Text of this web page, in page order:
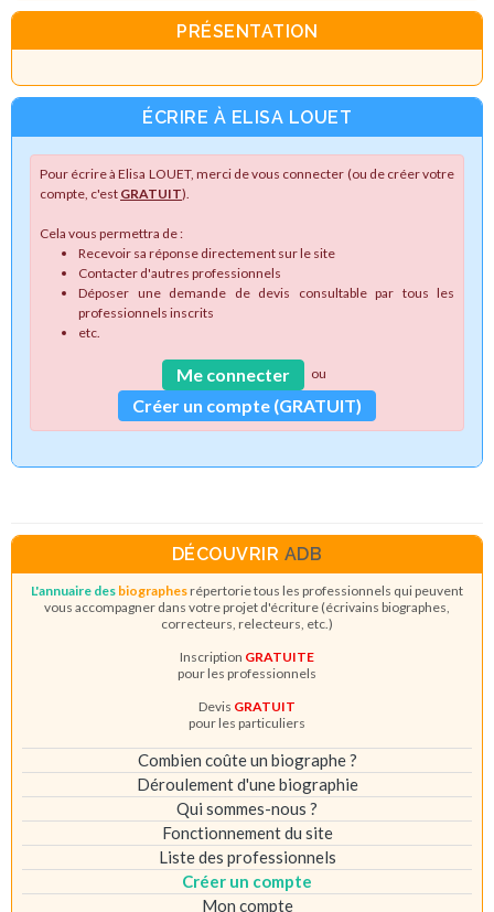
PRÉSENTATION
ÉCRIRE À ELISA LOUET
Pour écrire à Elisa LOUET, merci de vous connecter (ou de créer votre
compte, c'est GRATUIT).
Cela vous permettra de :
Recevoir sa réponse directement sur le site
Contacter d'autres professionnels
Déposer une demande de devis consultable par tous les
professionnels inscrits
etc.
Me connecter ou
Créer un compte (GRATUIT)
DÉCOUVRIR ADB
L'annuaire des biographesrépertorie tous les professionnels qui peuvent
vous accompagner dans votre projet d'écriture (écrivains biographes,
correcteurs, relecteurs, etc.)
Inscription GRATUITE
pour les professionnels
Devis GRATUIT
pour les particuliers
Combien coûte un biographe ?
Déroulement d'une biographie
Qui sommes-nous ?
Fonctionnement du site
Liste des professionnels
Créer un compte
Mon compte